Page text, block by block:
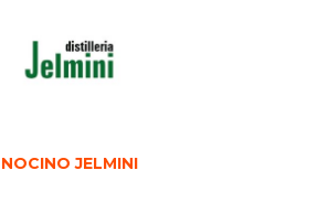
NOCINO JELMINI